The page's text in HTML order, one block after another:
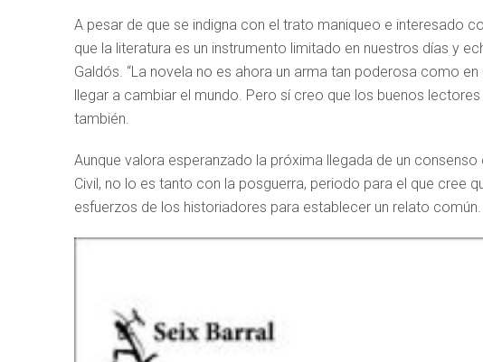
A pesar de que se indigna con el trato maniqueo e interesado
que la literatura es un instrumento limitado en nuestros días y
Galdós. “La novela no es ahora un arma tan poderosa como
llegar a cambiar el mundo. Pero sí creo que los buenos
también.
Aunque valora esperanzado la próxima llegada de un
Civil, no lo es tanto con la posguerra, periodo para el que cree
esfuerzos de los historiadores para establecer un relato común.